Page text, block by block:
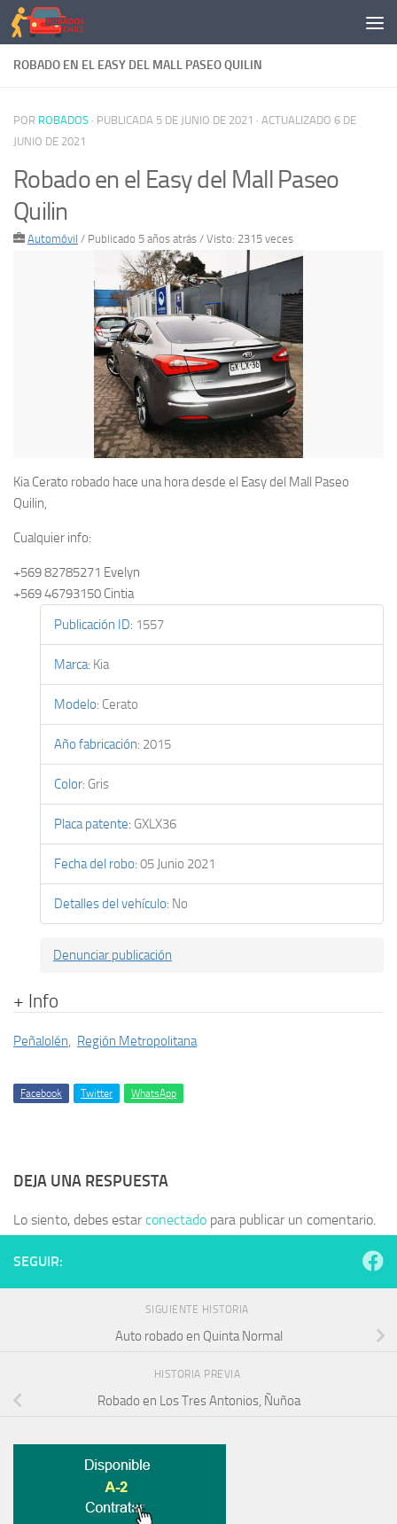
Saltar al contenido
ROBADO EN EL EASY DEL MALL PASEO QUILIN
POR ROBADOS · PUBLICADA 5 DE JUNIO DE 2021 · ACTUALIZADO 6 DE
JUNIO DE 2021
Robado en el Easy del Mall Paseo
Quilin
Automóvil / Publicado 5 años atrás / Visto: 2315 veces
Kia Cerato robado hace una hora desde el Easy del Mall Paseo
Quilin,
Cualquier info:
+569 82785271 Evelyn
+569 46793150 Cintia
Publicación ID: 1557
Marca: Kia
Modelo: Cerato
Año fabricación: 2015
Color: Gris
Placa patente: GXLX36
Fecha del robo: 05 Junio 2021
Detalles del vehículo: No
Denunciar publicación
+ Info
Peñalolén, Región Metropolitana
Facebook Twitter WhatsApp
DEJA UNA RESPUESTA
Lo siento, debes estarconectado para publicar un comentario.
SEGUIR:
SIGUIENTE HISTORIA
Auto robado en Quinta Normal
HISTORIA PREVIA
Robado en Los Tres Antonios, Ñuñoa